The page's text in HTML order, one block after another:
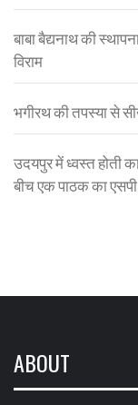
बाबा बैद्यनाथ की
विराम
भगीरथ की तपस्या से
उदयपुर में ध्वस्त होती
बीच एक पाठक का
ABOUT